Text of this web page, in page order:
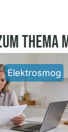
Thema
Elektrosmog